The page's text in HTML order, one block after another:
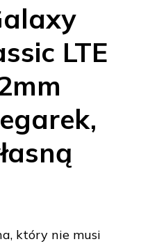
LTE
który nie musi